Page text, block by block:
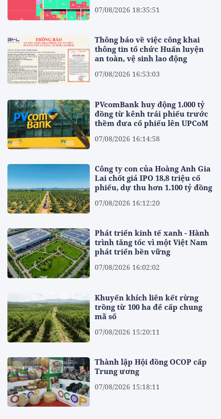
07/08/2026 18:35:51
Thông báo về việc công khai
thông tin tổ chức Huấn luyện
an toàn, vệ sinh lao động
07/08/2026 16:53:03
PVcomBank huy động 1.000 tỷ
đồng từ kênh trái phiếu trước
thềm đưa cổ phiếu lên UPCoM
07/08/2026 16:14:58
Công ty con của Hoàng Anh Gia
Lai chốt giá IPO 18,8 triệu cổ
phiếu, dự thu hơn 1.100 tỷ đồng
07/08/2026 16:12:20
Phát triển kinh tế xanh - Hành
trình tăng tốc vì một Việt Nam
phát triển bền vững
07/08/2026 16:02:02
Khuyến khích liên kết rừng
trồng từ 100 ha để cấp chung
mã số
07/08/2026 15:20:11
Thành lập Hội đồng OCOP cấp
Trung ương
07/08/2026 15:18:11